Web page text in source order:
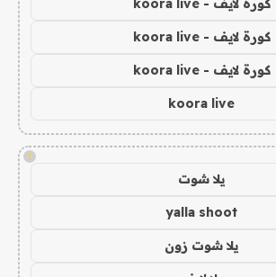
كورة لايف - koora live
كورة لايف - koora live
كورة لايف - koora live
koora live
!
يلا شوت
yalla shoot
يلا شوت زون